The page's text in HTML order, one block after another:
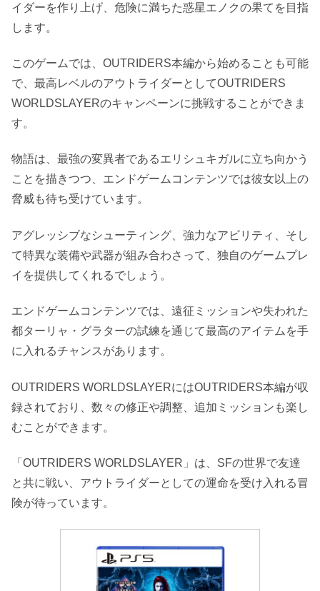
イダーを作り上げ、危険に満ちた惑星エノクの果てを目指
します。
このゲームでは、OUTRIDERS本編から始めることも可能
で、最高レベルのアウトライダーとしてOUTRIDERS
WORLDSLAYERのキャンペーンに挑戦することができま
す。
物語は、最強の変異者であるエリシュキガルに立ち向かう
ことを描きつつ、エンドゲームコンテンツでは彼女以上の
脅威も待ち受けています。
アグレッシブなシューティング、強力なアビリティ、そし
て特異な装備や武器が組み合わさって、独自のゲームプレ
イを提供してくれるでしょう。
エンドゲームコンテンツでは、遠征ミッションや失われた
都ターリャ・グラターの試練を通じて最高のアイテムを手
に入れるチャンスがあります。
OUTRIDERS WORLDSLAYERにはOUTRIDERS本編が収
録されており、数々の修正や調整、追加ミッションも楽し
むことができます。
「OUTRIDERS WORLDSLAYER」は、SFの世界で友達
と共に戦い、アウトライダーとしての運命を受け入れる冒
険が待っています。